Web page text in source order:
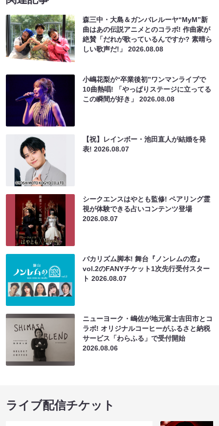
森三中・大島＆ガンバレルーヤ“MyM”新
曲はあの伝説アニメとのコラボ! 作曲家が
絶賛「だれが歌っているんですか? 素晴ら
しい歌声だ!」2026.08.08
小嶋花梨が“卒業後初”ワンマンライブで
10曲熱唱! 「やっぱりステージに立ってる
この瞬間が好き」2026.08.08
【祝】レインボー・池田直人が結婚を発
表!2026.08.07
シークエンスはやとも監修! ペアリング霊
視が体験できる占いコンテンツ登場
2026.08.07
バカリズム脚本! 舞台『ノンレムの窓』
vol.2のFANYチケット1次先行受付スター
ト2026.08.07
ニューヨーク・嶋佐が地元富士吉田市とコ
ラボ! オリジナルコーヒーがふるさと納税
サービス「わらふる」で受付開始
2026.08.06
ライブ配信チケット